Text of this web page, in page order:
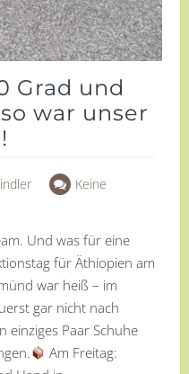
Grad und
war unser
Keine
Und was für eine
für Äthiopien am
war heiß – im
gar nicht nach
einziges Paar Schuhe
Am Freitag: